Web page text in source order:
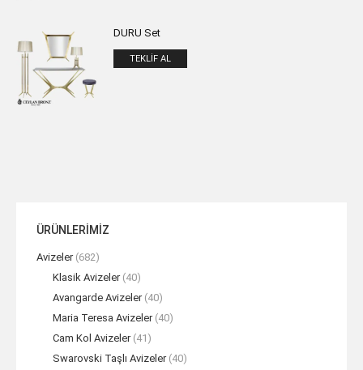
DURU Set
TEKLIF AL
ÜRÜNLERİMİZ
Avizeler (682)
Klasik Avizeler (40)
Avangarde Avizeler (40)
Maria Teresa Avizeler (40)
Cam Kol Avizeler (41)
Swarovski Taşlı Avizeler (40)